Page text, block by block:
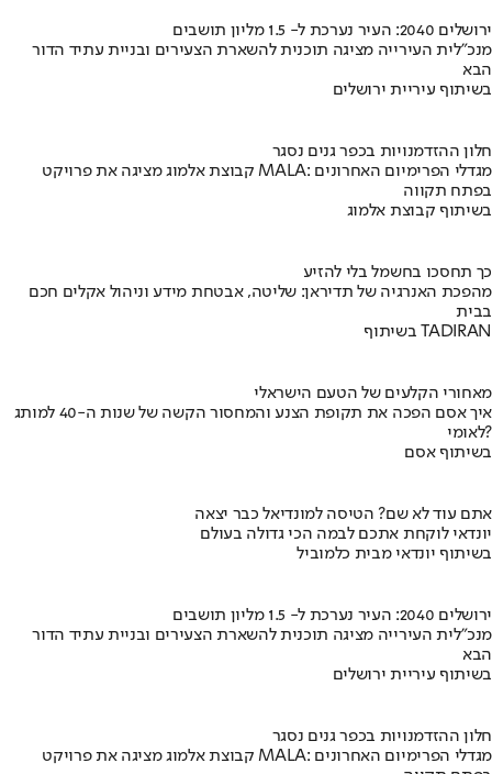
ירושלים 2040: העיר נערכת ל- 1.5 מליון תושבים
מנכ"לית העירייה מציגה תוכנית להשארת הצעירים ובניית עתיד הדור
הבא
בשיתוף עיריית ירושלים
חלון ההזדמנויות בכפר גנים נסגר
קבוצת אלמוג מציגה את פרויקט MALA: מגדלי הפרימיום האחרונים
בפתח תקווה
בשיתוף קבוצת אלמוג
כך תחסכו בחשמל בלי להזיע
מהפכת האנרגיה של תדיראן: שליטה, אבטחת מידע וניהול אקלים חכם
בבית
בשיתוף TADIRAN
מאחורי הקלעים של הטעם הישראלי
איך אסם הפכה את תקופת הצנע והמחסור הקשה של שנות ה-40 למותג
לאומי?
בשיתוף אסם
אתם עוד לא שם? הטיסה למונדיאל כבר יצאה
יונדאי לוקחת אתכם לבמה הכי גדולה בעולם
בשיתוף יונדאי מבית כלמוביל
ירושלים 2040: העיר נערכת ל- 1.5 מליון תושבים
מנכ"לית העירייה מציגה תוכנית להשארת הצעירים ובניית עתיד הדור
הבא
בשיתוף עיריית ירושלים
חלון ההזדמנויות בכפר גנים נסגר
קבוצת אלמוג מציגה את פרויקט MALA: מגדלי הפרימיום האחרונים